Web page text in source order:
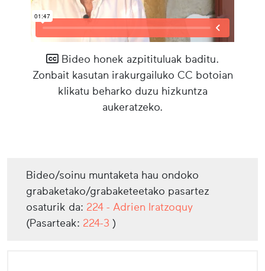
Bideo honek azpitituluak baditu.
Zonbait kasutan irakurgailuko CC botoian
klikatu beharko duzu hizkuntza
aukeratzeko.
Bideo/soinu muntaketa hau ondoko
grabaketako/grabaketeetako pasartez
osaturik da: 224 - Adrien Iratzoquy
(Pasarteak: 224-3 )